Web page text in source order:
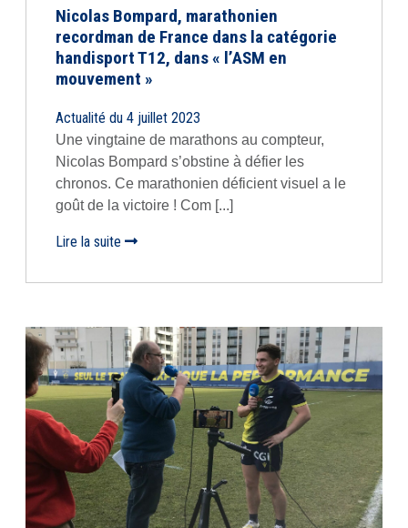
Nicolas Bompard, marathonien
recordman de France dans la catégorie
handisport T12, dans « l’ASM en
mouvement »
Actualité du 4 juillet 2023
Une vingtaine de marathons au compteur,
Nicolas Bompard s’obstine à défier les
chronos. Ce marathonien déficient visuel a le
goût de la victoire ! Com [...]
Lire la suite